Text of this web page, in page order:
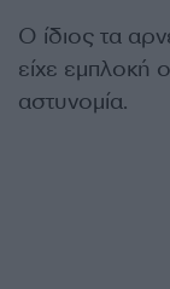
Ο ίδιος τα
είχε εμπλοκή
αστυνομία.